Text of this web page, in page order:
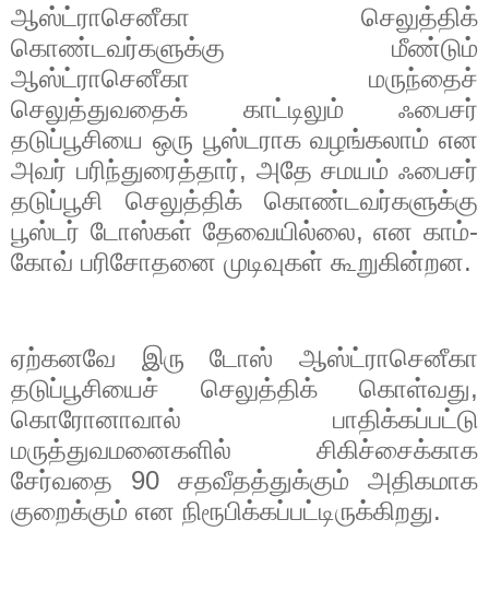
ஆஸ்ட்ராசெனீகா செலுத்திக்
கொண்டவர்களுக்கு மீண்டும்
ஆஸ்ட்ராசெனீகா மருந்தைச்
செலுத்துவதைக் காட்டிலும் ஃபைசர்
தடுப்பூசியை ஒரு பூஸ்டராக வழங்கலாம் என
அவர் பரிந்துரைத்தார், அதே சமயம் ஃபைசர்
தடுப்பூசி செலுத்திக் கொண்டவர்களுக்கு
பூஸ்டர் டோஸ்கள் தேவையில்லை,என காம்-
கோவ் பரிசோதனை முடிவுகள் கூறுகின்றன.
ஏற்கனவே இரு டோஸ் ஆஸ்ட்ராசெனீகா
தடுப்பூசியைச் செலுத்திக் கொள்வது,
கொரோனாவால் பாதிக்கப்பட்டு
மருத்துவமனைகளில் சிகிச்சைக்காக
சேர்வதை 90 சதவீதத்துக்கும் அதிகமாக
குறைக்கும் என நிரூபிக்கப்பட்டிருக்கிறது.